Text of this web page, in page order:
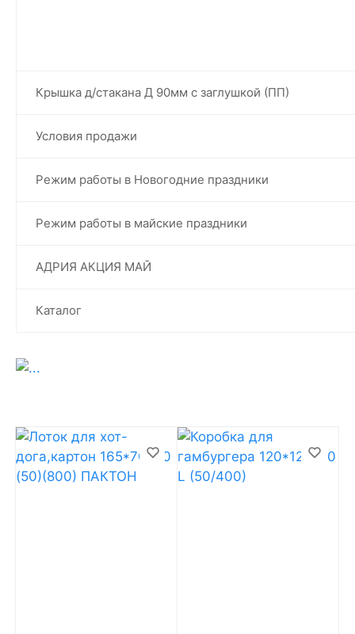
Крышка д/стакана Д 90мм с заглушкой (ПП)
Условия продажи
Режим работы в Новогодние праздники
Режим работы в майские праздники
АДРИЯ АКЦИЯ МАЙ
Каталог